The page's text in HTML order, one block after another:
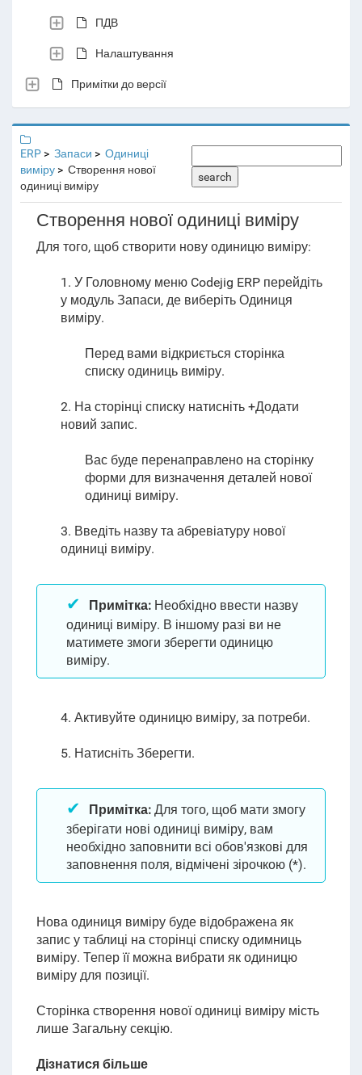
ПДВ
Налаштування
Примітки до версії
ERP Запаси
Одиниці
виміру
Створення нової
одиниці виміру
search
Створення нової одиниці виміру
Для того, щоб створити нову одиницю виміру:
1. У Головному меню Codejig ERP перейдіть
у модуль Запаси, де виберіть Одиниця
виміру.
Перед вами відкриється сторінка
списку одиниць виміру.
2. На сторінці списку натисніть +Додати
новий запис.
Вас буде перенаправлено на сторінку
форми для визначення деталей нової
одиниці виміру.
3. Введіть назву та абревіатуру нової
одиниці виміру.
Примітка:Необхідно ввести назву
одиниці виміру. В іншому разі ви не
матимете змоги зберегти одиницю
виміру.
4. Активуйте одиницю виміру, за потреби.
5. Натисніть Зберегти.
Примітка:Для того, щоб мати змогу
зберігати нові одиниці виміру, вам
необхідно заповнити всі обов'язкові для
заповнення поля, відмічені зірочкою (*).
Нова одиниця виміру буде відображена як
запис у таблиці на сторінці списку одимниць
виміру. Тепер її можна вибрати як одиницю
виміру для позиції.
Сторінка створення нової одиниці виміру мість
лише Загальну секцію.
Дізнатися більше